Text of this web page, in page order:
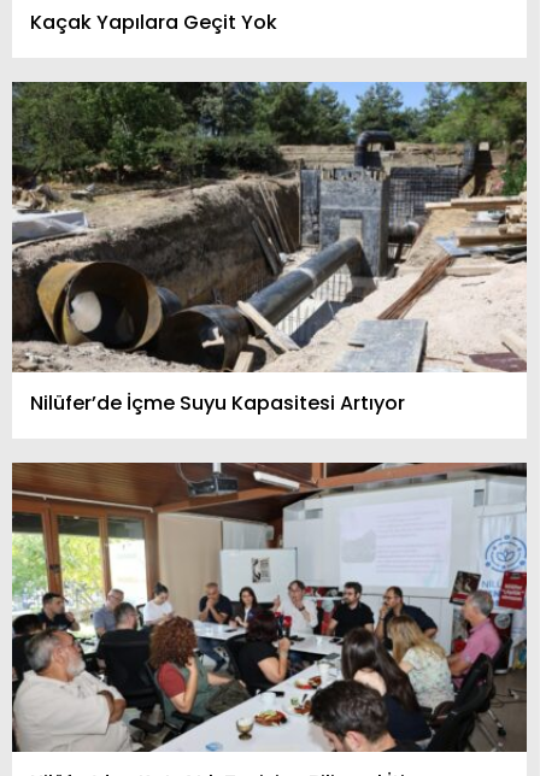
Kaçak Yapılara Geçit Yok
Nilüfer’de İçme Suyu Kapasitesi Artıyor